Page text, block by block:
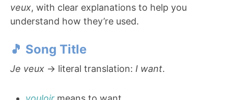
veux, with clear explanations to help you
understand how they’re used.
🎵 Song Title
Je veux → literal translation: I want.